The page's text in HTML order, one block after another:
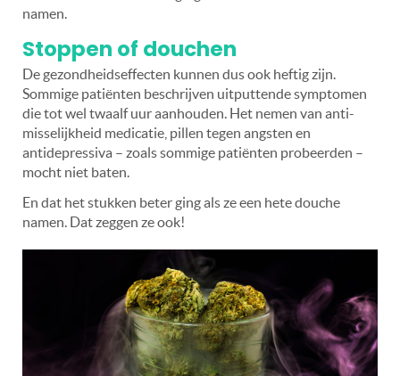
namen.
Stoppen of douchen
De gezondheidseffecten kunnen dus ook heftig zijn.
Sommige patiënten beschrijven uitputtende symptomen
die tot wel twaalf uur aanhouden. Het nemen van anti-
misselijkheid medicatie, pillen tegen angsten en
antidepressiva – zoals sommige patiënten probeerden –
mocht niet baten.
En dat het stukken beter ging als ze een hete douche
namen. Dat zeggen ze ook!